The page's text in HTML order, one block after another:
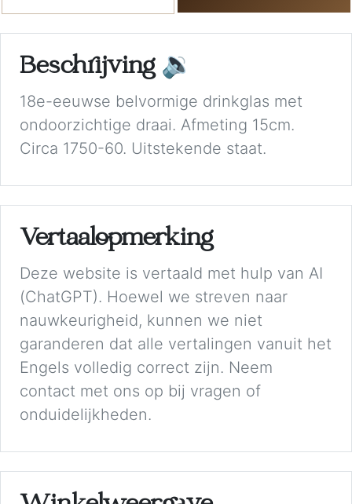
Beschrijving 🔉
18e-eeuwse belvormige drinkglas met
ondoorzichtige draai. Afmeting 15cm.
Circa 1750-60. Uitstekende staat.
Vertaalopmerking
Deze website is vertaald met hulp van AI
(ChatGPT). Hoewel we streven naar
nauwkeurigheid, kunnen we niet
garanderen dat alle vertalingen vanuit het
Engels volledig correct zijn. Neem
contact met ons op bij vragen of
onduidelijkheden.